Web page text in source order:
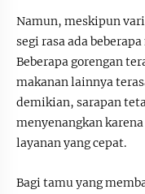
Namun, meskipun
segi rasa ada
Beberapa gorengan
makanan lainnya
demikian, sarapan
menyenangkan
layanan yang cepat.
Bagi tamu yang